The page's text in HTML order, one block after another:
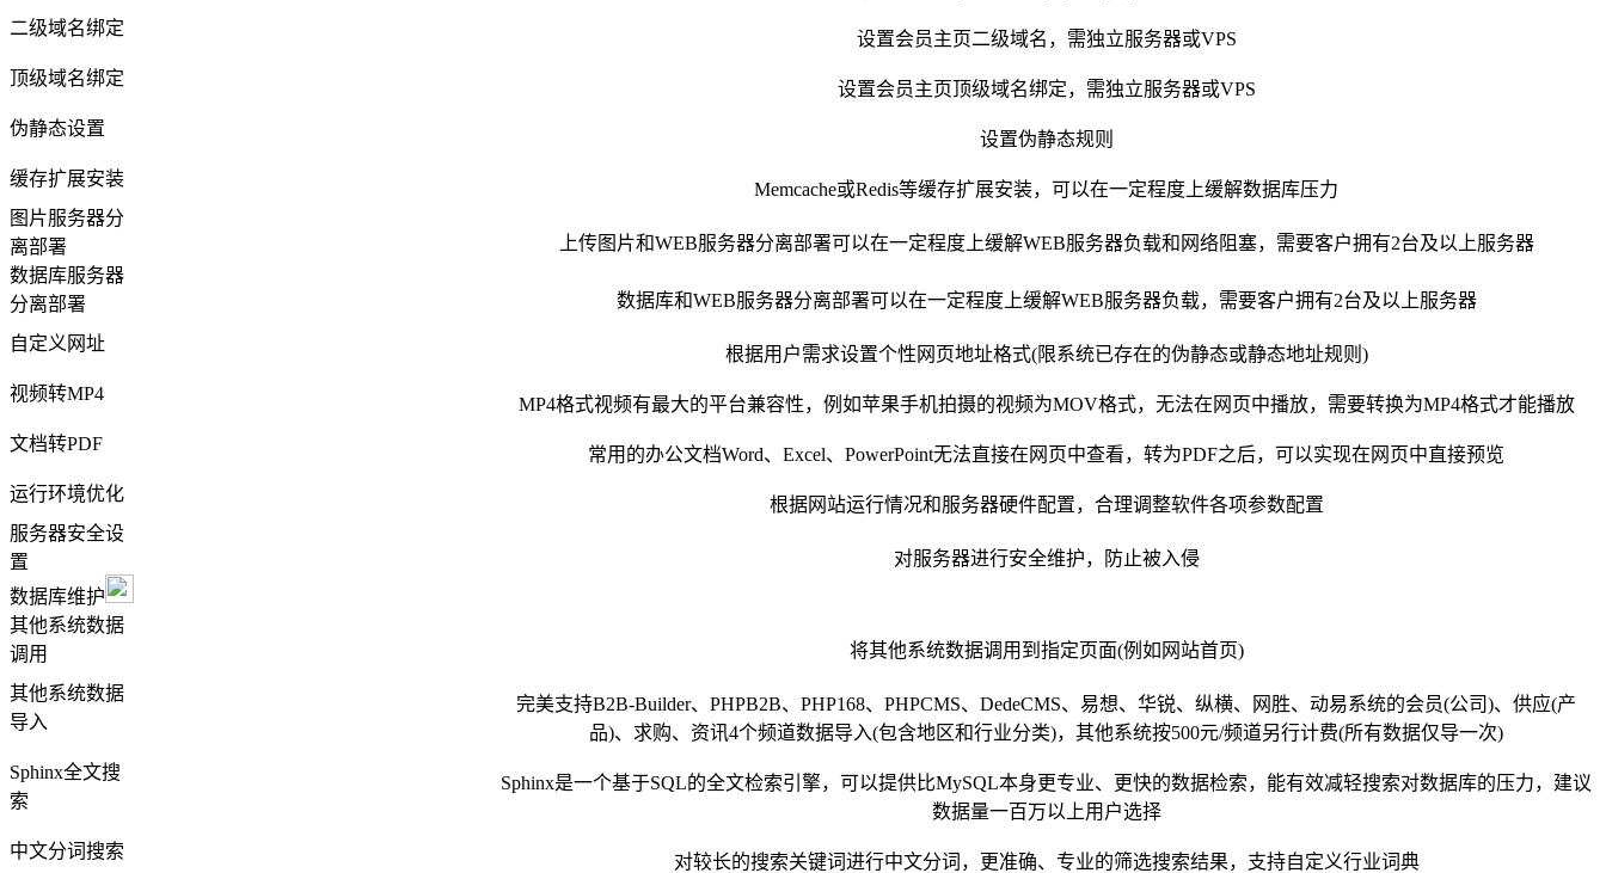
二级域名绑定
设置会员主页二级域名，需独立服务器或VPS
顶级域名绑定
设置会员主页顶级域名绑定，需独立服务器或VPS
伪静态设置
设置伪静态规则
缓存扩展安装
Memcache或Redis等缓存扩展安装，可以在一定程度上缓解数据库压力
图片服务器分
离部署
上传图片和WEB服务器分离部署可以在一定程度上缓解WEB服务器负载和网络阻塞，需要客户拥有2台及以上服务器
数据库服务器
分离部署
数据库和WEB服务器分离部署可以在一定程度上缓解WEB服务器负载，需要客户拥有2台及以上服务器
自定义网址
根据用户需求设置个性网页地址格式(限系统已存在的伪静态或静态地址规则)
视频转MP4
MP4格式视频有最大的平台兼容性，例如苹果手机拍摄的视频为MOV格式，无法在网页中播放，需要转换为MP4格式才能播放
文档转PDF
常用的办公文档Word、Excel、PowerPoint无法直接在网页中查看，转为PDF之后，可以实现在网页中直接预览
运行环境优化
根据网站运行情况和服务器硬件配置，合理调整软件各项参数配置
服务器安全设
置
对服务器进行安全维护，防止被入侵
数据库维护
其他系统数据
调用
将其他系统数据调用到指定页面(例如网站首页)
其他系统数据
导入
完美支持B2B-Builder、PHPB2B、PHP168、PHPCMS、DedeCMS、易想、华锐、纵横、网胜、动易系统的会员(公司)、供应(产
品)、求购、资讯4个频道数据导入(包含地区和行业分类)，其他系统按500元/频道另行计费(所有数据仅导一次)
Sphinx全文搜
索
Sphinx是一个基于SQL的全文检索引擎，可以提供比MySQL本身更专业、更快的数据检索，能有效减轻搜索对数据库的压力，建议
数据量一百万以上用户选择
中文分词搜索
对较长的搜索关键词进行中文分词，更准确、专业的筛选搜索结果，支持自定义行业词典